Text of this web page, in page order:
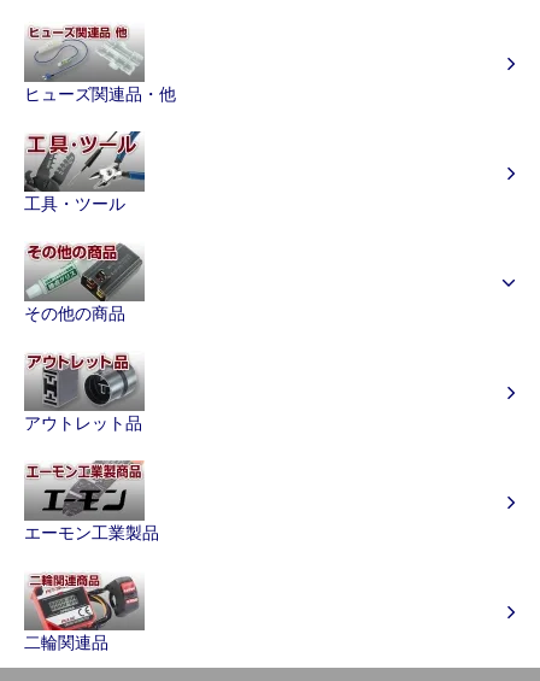
ヒューズ関連品・他
工具・ツール
その他の商品
アウトレット品
エーモン工業製品
二輪関連品